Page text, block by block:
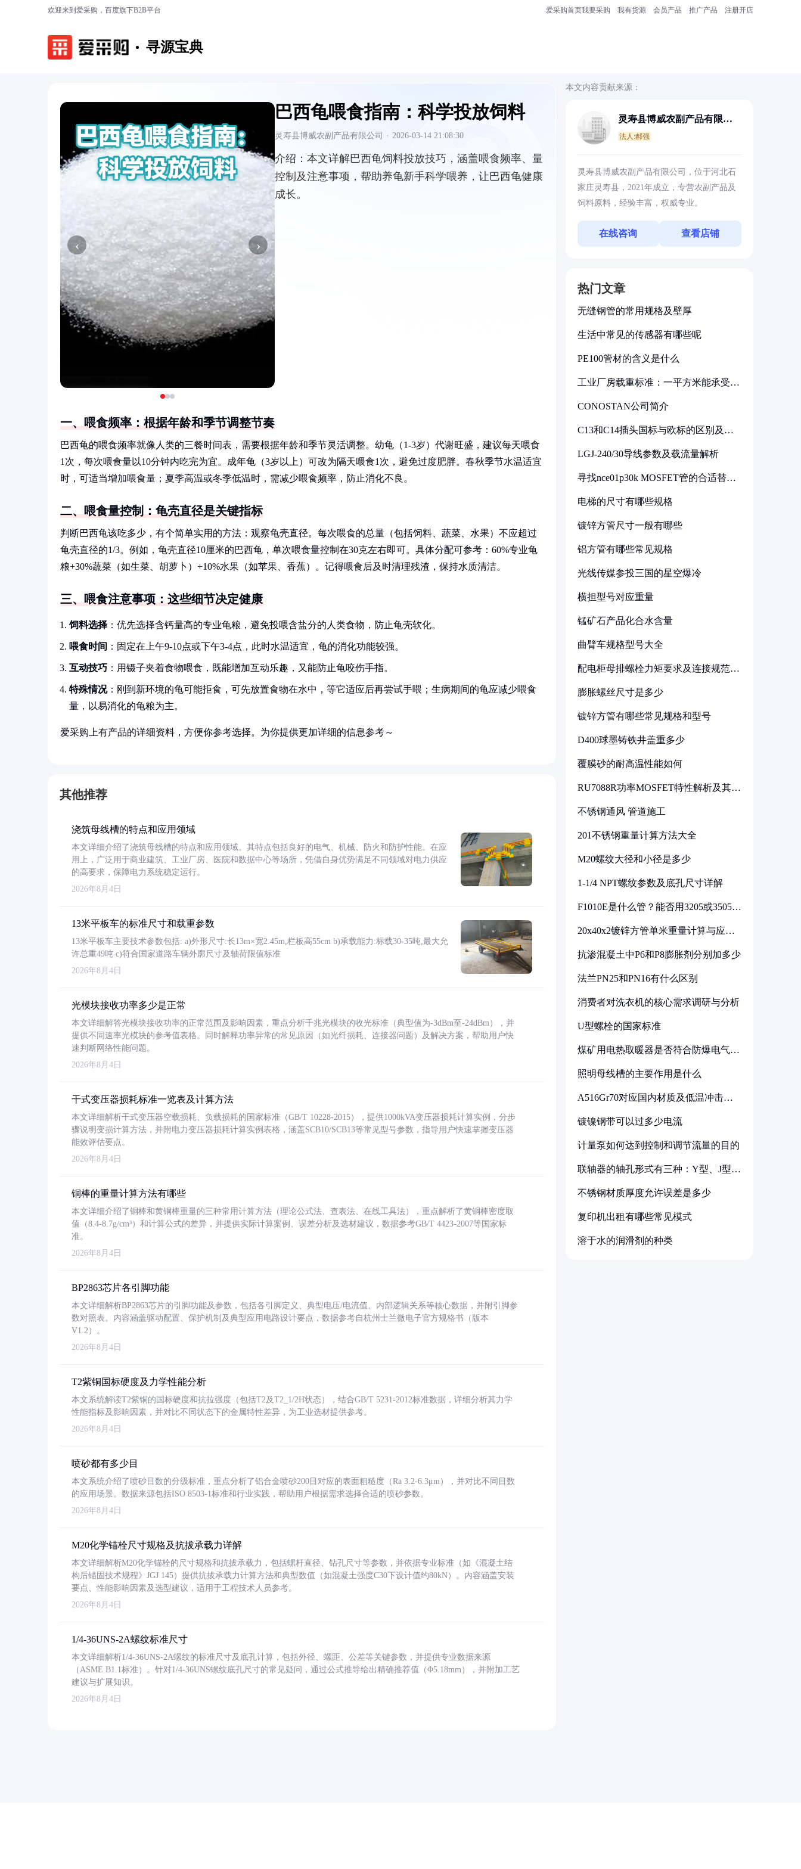
欢迎来到爱采购，百度旗下B2B平台 爱采购首页我要采购 我有货源 会员产品 推广产品 注册开店
寻源宝典
‹ ›
巴西龟喂食指南：科学投放饲料
灵寿县博威农副产品有限公司 · 2026-03-14 21:08:30
介绍： 本文详解巴西龟饲料投放技巧，涵盖喂食频率、量
控制及注意事项，帮助养龟新手科学喂养，让巴西龟健康
成长。
一、喂食频率：根据年龄和季节调整节奏
巴西龟的喂食频率就像人类的三餐时间表，需要根据年龄和季节灵活调整。幼龟（1-3岁）代谢旺盛，建议每天喂食
1次，每次喂食量以10分钟内吃完为宜。成年龟（3岁以上）可改为隔天喂食1次，避免过度肥胖。春秋季节水温适宜
时，可适当增加喂食量；夏季高温或冬季低温时，需减少喂食频率，防止消化不良。
二、喂食量控制：龟壳直径是关键指标
判断巴西龟该吃多少，有个简单实用的方法：观察龟壳直径。每次喂食的总量（包括饲料、蔬菜、水果）不应超过
龟壳直径的1/3。例如，龟壳直径10厘米的巴西龟，单次喂食量控制在30克左右即可。具体分配可参考：60%专业龟
粮+30%蔬菜（如生菜、胡萝卜）+10%水果（如苹果、香蕉）。记得喂食后及时清理残渣，保持水质清洁。
三、喂食注意事项：这些细节决定健康
饲料选择 ：优先选择含钙量高的专业龟粮，避免投喂含盐分的人类食物，防止龟壳软化。
喂食时间 ：固定在上午9-10点或下午3-4点，此时水温适宜，龟的消化功能较强。
互动技巧 ：用镊子夹着食物喂食，既能增加互动乐趣，又能防止龟咬伤手指。
特殊情况：刚到新环境的龟可能拒食，可先放置食物在水中，等它适应后再尝试手喂；生病期间的龟应减少喂食
量，以易消化的龟粮为主。
爱采购上有产品的详细资料，方便你参考选择。为你提供更加详细的信息参考～
其他推荐
浇筑母线槽的特点和应用领域
本文详细介绍了浇筑母线槽的特点和应用领域。其特点包括良好的电气、机械、防火和防护性能。在应
用上，广泛用于商业建筑、工业厂房、医院和数据中心等场所，凭借自身优势满足不同领域对电力供应
的高要求，保障电力系统稳定运行。
2026年8月4日
13米平板车的标准尺寸和载重参数
13米平板车主要技术参数包括: a)外形尺寸:长13m×宽2.45m,栏板高55cm b)承载能力:标载30-35吨,最大允
许总重49吨 c)符合国家道路车辆外廓尺寸及轴荷限值标准
2026年8月4日
光模块接收功率多少是正常
本文详细解答光模块接收功率的正常范围及影响因素，重点分析千兆光模块的收光标准（典型值为-3dBm至-24dBm），并
提供不同速率光模块的参考值表格。同时解释功率异常的常见原因（如光纤损耗、连接器问题）及解决方案，帮助用户快
速判断网络性能问题。
2026年8月4日
干式变压器损耗标准一览表及计算方法
本文详细解析干式变压器空载损耗、负载损耗的国家标准（GB/T 10228-2015），提供1000kVA变压器损耗计算实例，分步
骤说明变损计算方法，并附电力变压器损耗计算实例表格，涵盖SCB10/SCB13等常见型号参数，指导用户快速掌握变压器
能效评估要点。
2026年8月4日
铜棒的重量计算方法有哪些
本文详细介绍了铜棒和黄铜棒重量的三种常用计算方法（理论公式法、查表法、在线工具法），重点解析了黄铜棒密度取
值（8.4-8.7g/cm³）和计算公式的差异，并提供实际计算案例、误差分析及选材建议，数据参考GB/T 4423-2007等国家标
准。
2026年8月4日
BP2863芯片各引脚功能
本文详细解析BP2863芯片的引脚功能及参数，包括各引脚定义、典型电压/电流值、内部逻辑关系等核心数据，并附引脚参
数对照表。内容涵盖驱动配置、保护机制及典型应用电路设计要点，数据参考自杭州士兰微电子官方规格书（版本
V1.2）。
2026年8月4日
T2紫铜国标硬度及力学性能分析
本文系统解读T2紫铜的国标硬度和抗拉强度（包括T2及T2_1/2H状态），结合GB/T 5231-2012标准数据，详细分析其力学
性能指标及影响因素，并对比不同状态下的金属特性差异，为工业选材提供参考。
2026年8月4日
喷砂都有多少目
本文系统介绍了喷砂目数的分级标准，重点分析了铝合金喷砂200目对应的表面粗糙度（Ra 3.2-6.3μm），并对比不同目数
的应用场景。数据来源包括ISO 8503-1标准和行业实践，帮助用户根据需求选择合适的喷砂参数。
2026年8月4日
M20化学锚栓尺寸规格及抗拔承载力详解
本文详细解析M20化学锚栓的尺寸规格和抗拔承载力，包括螺杆直径、钻孔尺寸等参数，并依据专业标准（如《混凝土结
构后锚固技术规程》JGJ 145）提供抗拔承载力计算方法和典型数值（如混凝土强度C30下设计值约80kN）。内容涵盖安装
要点、性能影响因素及选型建议，适用于工程技术人员参考。
2026年8月4日
1/4-36UNS-2A螺纹标准尺寸
本文详细解析1/4-36UNS-2A螺纹的标准尺寸及底孔计算，包括外径、螺距、公差等关键参数，并提供专业数据来源
（ASME B1.1标准）。针对1/4-36UNS螺纹底孔尺寸的常见疑问，通过公式推导给出精确推荐值（Φ5.18mm），并附加工艺
建议与扩展知识。
2026年8月4日
本文内容贡献来源：
灵寿县博威农副产品有限公
法人:郝强
灵寿县博威农副产品有限公司，位于河北石
家庄灵寿县，2021年成立，专营农副产品及
饲料原料，经验丰富，权威专业。
在线咨询 查看店铺
热门文章
无缝钢管的常用规格及壁厚
生活中常见的传感器有哪些呢
PE100管材的含义是什么
工业厂房载重标准：一平方米能承受多
CONOSTAN公司简介
C13和C14插头国标与欧标的区别及其
LGJ-240/30导线参数及载流量解析
寻找nce01p30k MOSFET管的合适替代
电梯的尺寸有哪些规格
镀锌方管尺寸一般有哪些
铝方管有哪些常见规格
光线传媒参投三国的星空爆冷
横担型号对应重量
锰矿石产品化合水含量
曲臂车规格型号大全
配电柜母排螺栓力矩要求及连接规范详
膨胀螺丝尺寸是多少
镀锌方管有哪些常见规格和型号
D400球墨铸铁井盖重多少
覆膜砂的耐高温性能如何
RU7088R功率MOSFET特性解析及其在
不锈钢通风 管道施工
201不锈钢重量计算方法大全
M20螺纹大径和小径是多少
1-1/4 NPT螺纹参数及底孔尺寸详解
F1010E是什么管？能否用3205或3505代
20x40x2镀锌方管单米重量计算与应用
抗渗混凝土中P6和P8膨胀剂分别加多少
法兰PN25和PN16有什么区别
消费者对洗衣机的核心需求调研与分析
U型螺栓的国家标准
煤矿用电热取暖器是否符合防爆电气设
照明母线槽的主要作用是什么
A516Gr70对应国内材质及低温冲击要
镀镍钢带可以过多少电流
计量泵如何达到控制和调节流量的目的
联轴器的轴孔形式有三种：Y型、J型、
不锈钢材质厚度允许误差是多少
复印机出租有哪些常见模式
溶于水的润滑剂的种类